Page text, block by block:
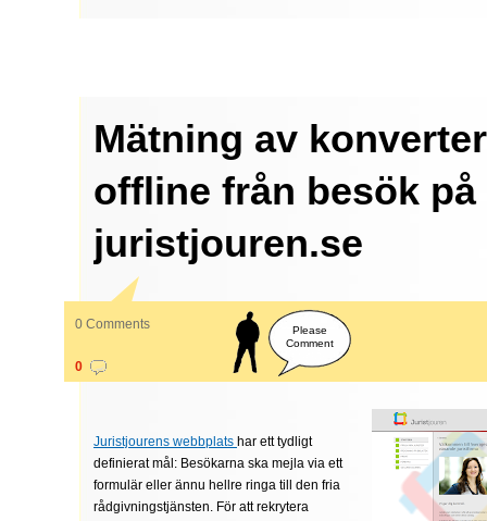
Mätning av
offline från besök på
juristjouren.se
0 Comments
0
Please
Comment
Juristjourens webbplats har ett tydligt
definierat mål: Besökarna ska mejla via ett
formulär eller ännu hellre ringa till den fria
rådgivningstjänsten. För att rekrytera